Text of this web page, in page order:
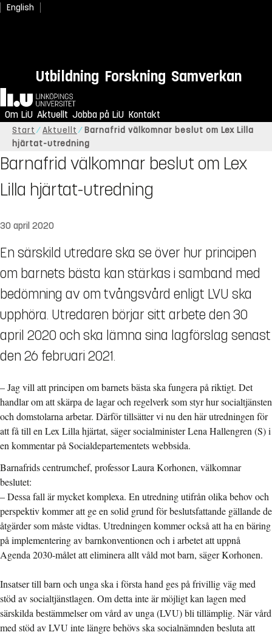
English
Utbildning Forskning Samverkan
Hem
Om LiU Aktuellt Jobba på LiU Kontakt
Start Aktuellt
Barnafrid välkomnar beslut om Lex Lilla
hjärtat-utredning
Barnafrid välkomnar beslut om Lex
Lilla hjärtat-utredning
30 april 2020
En särskild utredare ska se över hur principen
om barnets bästa kan stärkas i samband med
bedömning av om tvångsvård enligt LVU ska
upphöra. Utredaren börjar sitt arbete den 30
april 2020 och ska lämna sina lagförslag senast
den 26 februari 2021.
– Jag vill att principen om barnets bästa ska fungera på riktigt. Det
handlar om att skärpa de lagar och regelverk som styr hur socialtjänsten
och domstolarna arbetar. Därför tillsätter vi nu den här utredningen för
att få till en Lex Lilla hjärtat, säger socialminister Lena Hallengren (S) i
en kommentar på Socialdepartementets webbsida.
Barnafrids centrumchef, professor Laura Korhonen, välkomnar
beslutet:
–Dessa fall är mycket komplexa. En utredning utifrån olika behov och
perspektiv kommer att ge en solid grund för beslutsfattande gällande de
åtgärder som måste vidtas. Utredningen kommer också att ha en bäring
på implementering av barnkonventionen och i arbetet att uppnå
Agenda 2030-målet att eliminera allt våld mot barn, säger Korhonen.
Insatser till barn och unga ska i första hand ges på frivillig väg med
stöd av socialtjänstlagen. Om detta inte är möjligt kan lagen med
särskilda bestämmelser om vård av unga (LVU) bli tillämplig. När vård
med stöd av LVU inte längre behövs ska socialnämnden besluta att